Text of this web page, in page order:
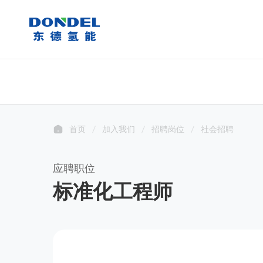
首页 加入我们 招聘岗位 社会招聘
应聘职位
标准化工程师